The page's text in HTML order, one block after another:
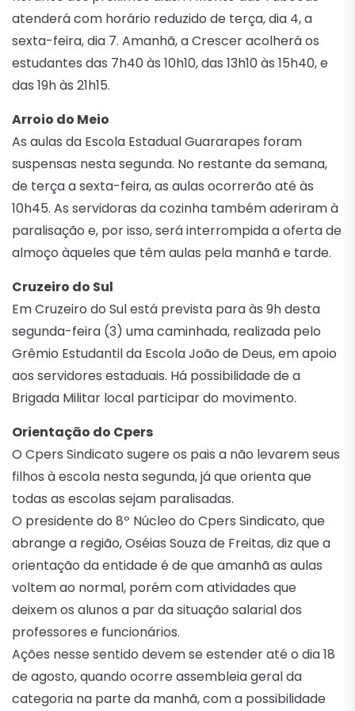
atenderá com horário reduzido de terça, dia 4, a
sexta-feira, dia 7. Amanhã, a Crescer acolherá os
estudantes das 7h40 às 10h10, das 13h10 às 15h40, e
das 19h às 21h15.
Arroio do Meio
As aulas da Escola Estadual Guararapes foram
suspensas nesta segunda. No restante da semana,
de terça a sexta-feira, as aulas ocorrerão até às
10h45. As servidoras da cozinha também aderiram à
paralisação e, por isso, será interrompida a oferta de
almoço àqueles que têm aulas pela manhã e tarde.
Cruzeiro do Sul
Em Cruzeiro do Sul está prevista para às 9h desta
segunda-feira (3) uma caminhada, realizada pelo
Grêmio Estudantil da Escola João de Deus, em apoio
aos servidores estaduais. Há possibilidade de a
Brigada Militar local participar do movimento.
Orientação do Cpers
O Cpers Sindicato sugere os pais a não levarem seus
filhos à escola nesta segunda, já que orienta que
todas as escolas sejam paralisadas.
O presidente do 8º Núcleo do Cpers Sindicato, que
abrange a região, Oséias Souza de Freitas, diz que a
orientação da entidade é de que amanhã as aulas
voltem ao normal, porém com atividades que
deixem os alunos a par da situação salarial dos
professores e funcionários.
Ações nesse sentido devem se estender até o dia 18
de agosto, quando ocorre assembleia geral da
categoria na parte da manhã, com a possibilidade